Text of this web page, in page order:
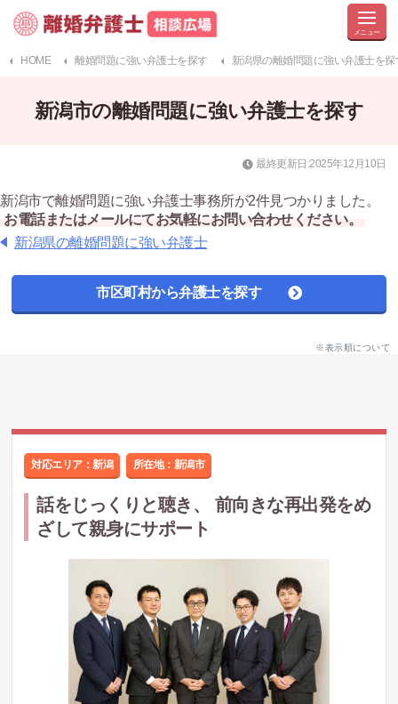
HOME 離婚問題に強い弁護士を探す 新潟県の離婚問題に強い弁護士を探
新潟市の離婚問題に強い弁護士を探す
最終更新日:2025年12月10日
新潟市で離婚問題に強い弁護士事務所が2件見つかりました。
お電話またはメールにてお気軽にお問い合わせください。
新潟県の離婚問題に強い弁護士
市区町村から弁護士を探す
※表示順について
対応エリア：新潟 所在地： 新潟市
話をじっくりと聴き、 前向きな再出発をめ
ざして親身にサポート